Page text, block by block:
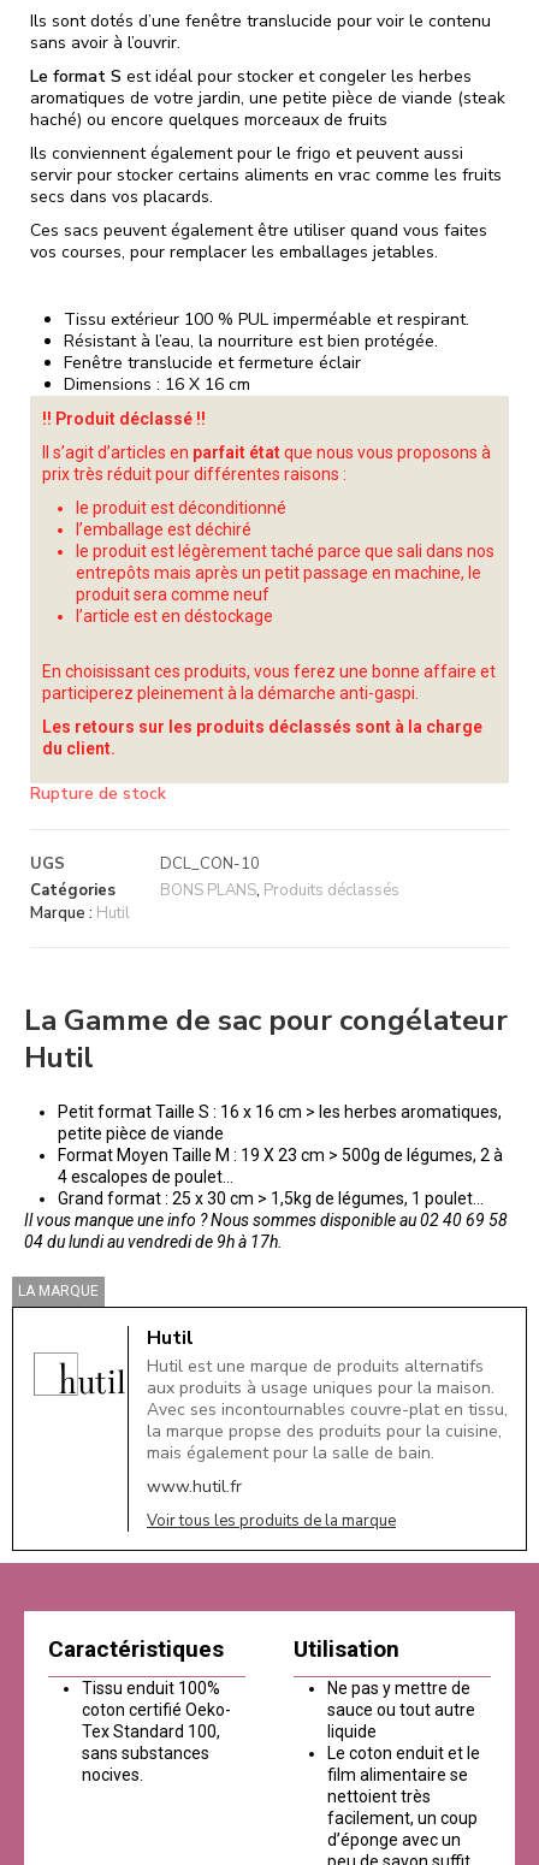
Ils sont dotés d’une fenêtre translucide pour voir le contenu
sans avoir à l’ouvrir.
Le format S est idéal pour stocker et congeler les herbes
aromatiques de votre jardin, une petite pièce de viande (steak
haché) ou encore quelques morceaux de fruits
Ils conviennent également pour le frigo et peuvent aussi
servir pour stocker certains aliments en vrac comme les fruits
secs dans vos placards.
Ces sacs peuvent également être utiliser quand vous faites
vos courses, pour remplacer les emballages jetables.
Tissu extérieur 100 % PUL imperméable et respirant.
Résistant à l’eau, la nourriture est bien protégée.
Fenêtre translucide et fermeture éclair
Dimensions : 16 X 16 cm
!! Produit déclassé !!
Il s’agit d’articles en parfait état que nous vous proposons à
prix très réduit pour différentes raisons :
le produit est déconditionné
l’emballage est déchiré
le produit est légèrement taché parce que sali dans nos
entrepôts mais après un petit passage en machine, le
produit sera comme neuf
l’article est en déstockage
En choisissant ces produits, vous ferez une bonne affaire et
participerez pleinement à la démarche anti-gaspi.
Les retours sur les produits déclassés sont à la charge
du client.
Rupture de stock
UGS
DCL_CON-10
Catégories
BONS PLANS, Produits déclassés
Marque : Hutil
La Gamme de sac pour congélateur
Hutil
Petit format Taille S : 16 x 16 cm > les herbes aromatiques,
petite pièce de viande
Format Moyen Taille M : 19 X 23 cm > 500g de légumes, 2 à
4 escalopes de poulet…
Grand format : 25 x 30 cm > 1,5kg de légumes, 1 poulet…
Il vous manque une info ? Nous sommes disponible au 02 40 69 58
04 du lundi au vendredi de 9h à 17h.
LA MARQUE
Hutil
Hutil est une marque de produits alternatifs
aux produits à usage uniques pour la maison.
Avec ses incontournables couvre-plat en tissu,
la marque propse des produits pour la cuisine,
mais également pour la salle de bain.
www.hutil.fr
Voir tous les produits de la marque
Caractéristiques
Tissu enduit 100%
coton certifié Oeko-
Tex Standard 100,
sans substances
nocives.
Utilisation
Ne pas y mettre de
sauce ou tout autre
liquide
Le coton enduit et le
film alimentaire se
nettoient très
facilement, un coup
d’éponge avec un
peu de savon suffit